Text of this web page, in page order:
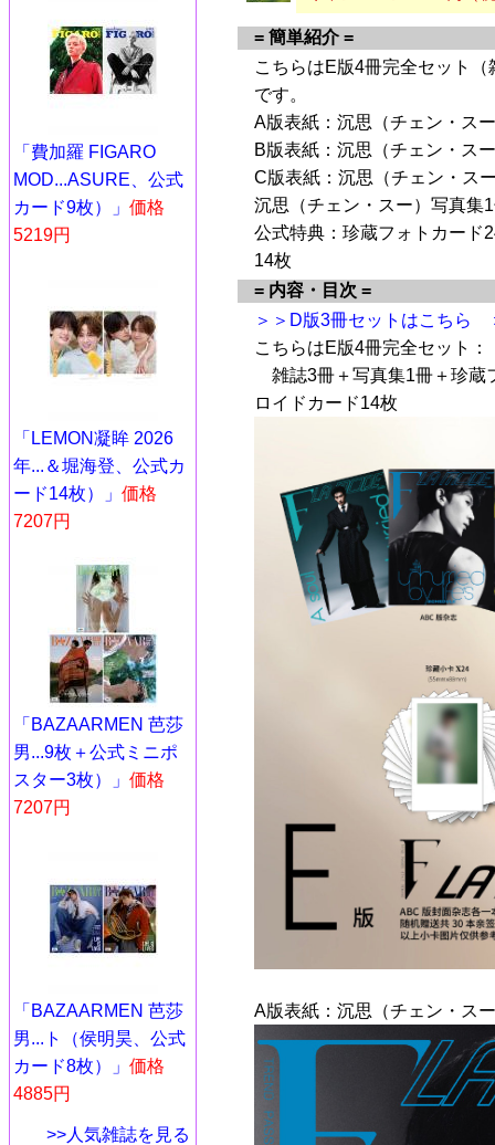
「費加羅 FIGARO
MOD...ASURE、公式
カード9枚）」 価格
5219円
「LEMON凝眸 2026
年...＆堀海登、公式カ
ード14枚）」 価格
7207円
「BAZAARMEN 芭莎
男...9枚＋公式ミニポ
スター3枚）」 価格
7207円
「BAZAARMEN 芭莎
男...ト（侯明昊、公式
カード8枚）」 価格
4885円
>>人気雑誌を見る
= 簡単紹介 =
こちらはE版4冊完全セット
です。
A版表紙：沉思（チェン・ス
B版表紙：沉思（チェン・ス
C版表紙：沉思（チェン・ス
沉思（チェン・スー）写真集
公式特典：珍蔵フォトカード
14枚
= 内容・目次 =
＞＞D版3冊セットはこちら
こちらはE版4冊完全セット：
雑誌3冊＋写真集1冊＋珍蔵
ロイドカード14枚
A版表紙：沉思（チェン・ス